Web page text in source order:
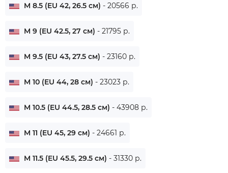
M 8.5 (EU 42, 26.5 см) - 20566 р.
M 9 (EU 42.5, 27 см) - 21795 р.
M 9.5 (EU 43, 27.5 см) - 23160 р.
M 10 (EU 44, 28 см) - 23023 р.
M 10.5 (EU 44.5, 28.5 см) - 43908 р.
M 11 (EU 45, 29 см) - 24661 р.
M 11.5 (EU 45.5, 29.5 см) - 31330 р.